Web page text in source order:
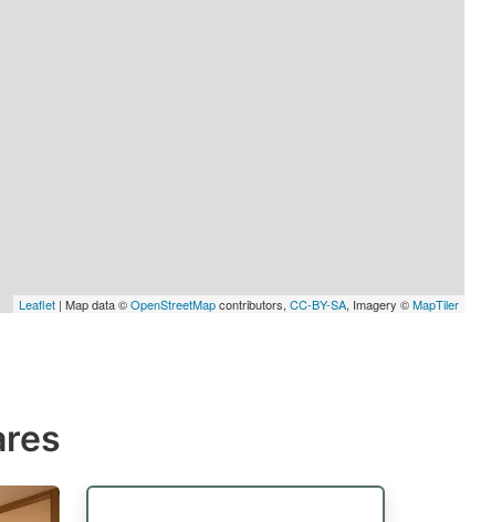
Leaflet | Map data ©OpenStreetMapcontributors, CC-BY-SA, Imagery ©MapTiler